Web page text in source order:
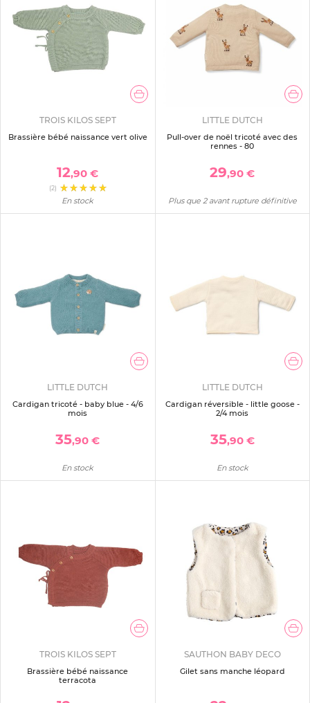
TROIS KILOS SEPT
Brassière bébé naissance vert olive
12,90 €
(2)
En stock
LITTLE DUTCH
Pull-over de noël tricoté avec des
rennes - 80
29,90 €
Plus que 2 avant rupture définitive
LITTLE DUTCH
Cardigan tricoté - baby blue - 4/6
mois
35,90 €
En stock
LITTLE DUTCH
Cardigan réversible - little goose -
2/4 mois
35,90 €
En stock
TROIS KILOS SEPT
Brassière bébé naissance
terracota
SAUTHON BABY DECO
Gilet sans manche léopard